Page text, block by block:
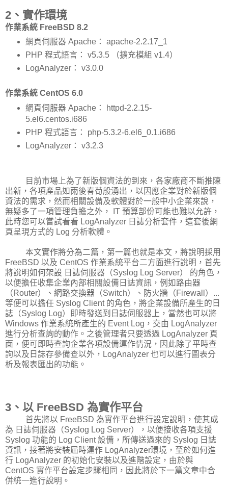
2、實作環境
作業系統 FreeBSD 8.2
網頁伺服器 Apache： apache-2.2.17_1
PHP 程式語言： v5.3.5 （擴充模組 v1.4）
LogAnalyzer： v3.0.0
作業系統 CentOS 6.0
網頁伺服器 Apache： httpd-2.2.15-
5.el6.centos.i686
PHP 程式語言： php-5.3.2-6.el6_0.1.i686
LogAnalyzer： v3.2.3
目前市場上為了新版個資法的到來，各家廠商不斷推陳
出新，各項產品如雨後春荀般湧出，以因應企業對於新版個
資法的需求，然而相關設備及軟體對於一般中小企業來說，
無疑多了一項管理負擔之外， IT 預算部份可能也難以允許，
此時您可以嘗試看看 LogAnalyzer 日誌分析套件，這套後網
頁呈現方式的 Log 分析軟體。
本文實作將分為二篇，第一篇也就是本文，將說明採用
FreeBSD 以及 CentOS 作業系統平台二方面進行說明，首先
將說明如何架設 日誌伺服器（Syslog Log Server） 的角色，
以便擔任收集企業內部相關設備日誌資訊，例如路由器
（Router）、網路交換器（Switch）、防火牆（Firewall）...
等便可以擔任 Syslog Client 的角色，將企業設備所產生的日
誌（Syslog Log）即時發送到日誌伺服器上，當然也可以將
Windows 作業系統所產生的 Event Log，交由 LogAnalyzer
進行分析查詢的動作。之後管理者只要透過 LogAnalyzer 頁
面，便可即時查詢企業各項設備運作情況，因此除了平時查
詢以及日誌存參備查以外，LogAnalyzer 也可以進行圖表分
析及報表匯出的功能。
3、以 FreeBSD 為實作平台
首先將以 FreeBSD 為實作平台進行設定說明，使其成
為 日誌伺服器（Syslog Log Server），以便接收各項支援
Syslog 功能的 Log Client 設備，所傳送過來的 Syslog 日誌
資訊，接著將安裝屆時運作 LogAnalyzer環境，至於如何進
行 LogAnalyzer 的初始化安裝以及進階設定，由於與
CentOS 實作平台設定步驟相同，因此將於下一篇文章中合
併統一進行說明。